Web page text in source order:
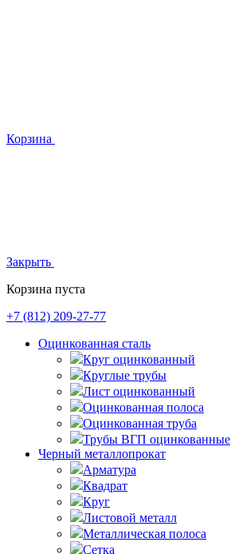
Корзина
Закрыть
Корзина пуста
+7 (812) 209-27-77
Оцинкованная сталь
Круг оцинкованный
Круглые трубы
Лист оцинкованный
Оцинкованная полоса
Оцинкованная труба
Трубы ВГП оцинкованные
Черный металлопрокат
Арматура
Квадрат
Круг
Листовой металл
Металлическая полоса
Сетка